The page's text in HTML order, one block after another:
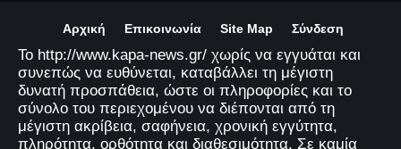
Αρχική Επικοινωνία Site Map Σύνδεση
Το http://www.kapa-news.gr/ χωρίς να εγγυάται και
συνεπώς να ευθύνεται, καταβάλλει τη μέγιστη
δυνατή προσπάθεια, ώστε οι πληροφορίες και το
σύνολο του περιεχομένου να διέπονται από τη
μέγιστη ακρίβεια, σαφήνεια, χρονική εγγύτητα,
πληρότητα, ορθότητα και διαθεσιμότητα. Σε καμία